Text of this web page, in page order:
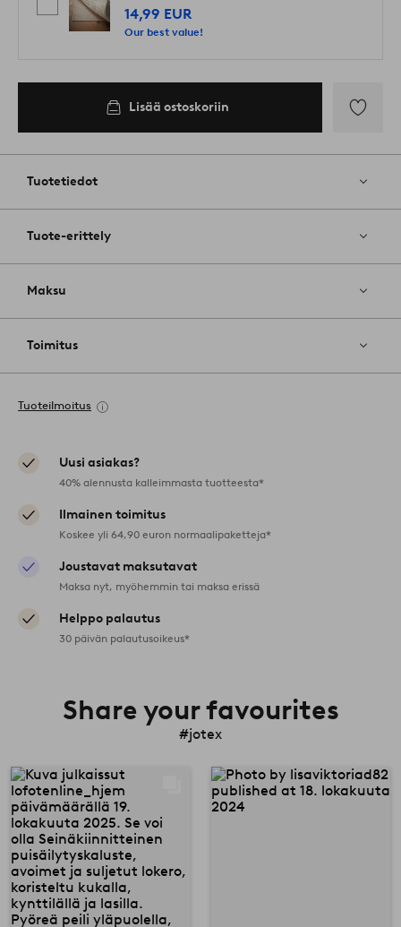
14,99 EUR
Our best value!
Lisää ostoskoriin
Tuotetiedot
Tuote-erittely
Maksu
Toimitus
Tuoteilmoitus
Uusi asiakas?
40% alennusta kalleimmasta tuotteesta*
Ilmainen toimitus
Koskee yli 64,90 euron normaalipaketteja*
Joustavat maksutavat
Maksa nyt, myöhemmin tai maksa erissä
Helppo palautus
30 päivän palautusoikeus*
Share your favourites
#jotex